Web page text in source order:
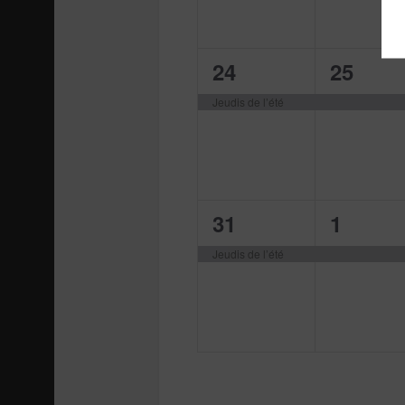
1
évènement,
24
Jeudis de l’été
1
25
1
évènement,
31
Jeudis de l’été
1
1